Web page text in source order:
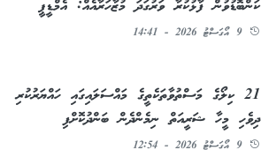
ކަންބޮޑުވުން ފާޅުކުރާ ވަރުގަދަ މުޒާހަރާއެއް: އެމްޑީޕީ
9 އޯގަސްޓު 2026 - 14:41
21 ކިލޯގެ މަސްތުވާތަކެތީގެ މައްސަލައިގައި ހައްޔަރުކުރި
ދިވެހި މީހާ ޝަރީއަތް ނިމެންދެން ބަންދުކޮށްފި